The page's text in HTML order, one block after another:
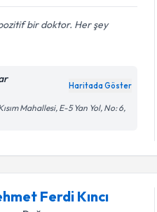
bir doktor. Her şey
Haritada Göster
Mahallesi, E-5 Yan Yol, No: 6,
Ferdi Kıncı